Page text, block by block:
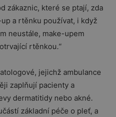
zákaznic, které se ptají, zda
a rtěnku používat, i když
neustále, make-upem
rtěnkou.“
jejichž ambulance
zaplňují pacienty a
dermatitidy nebo akné.
základní péče o pleť, a